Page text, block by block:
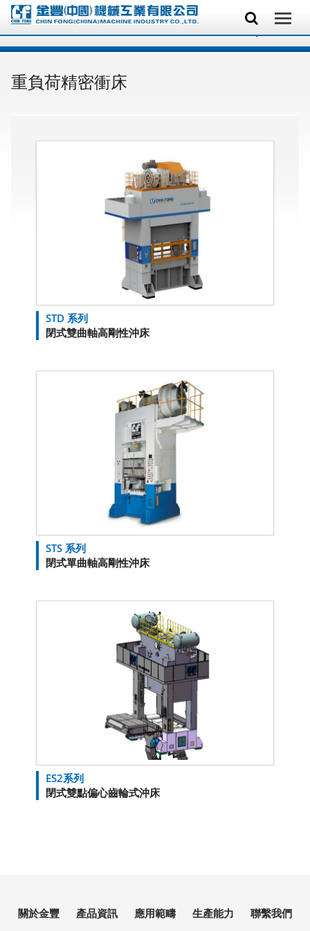
重負荷精密衝床
STD 系列
閉式雙曲軸高剛性沖床
STS 系列
閉式單曲軸高剛性沖床
ES2系列
閉式雙點偏心齒輪式沖床
關於金豐 產品資訊 應用範疇 生產能力 聯繫我們